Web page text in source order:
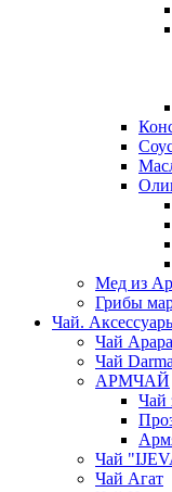
Мед из
Грибы
Чай.
Чай
Чай
АРМЧАЙ
Чай
Чай
Чай Агат